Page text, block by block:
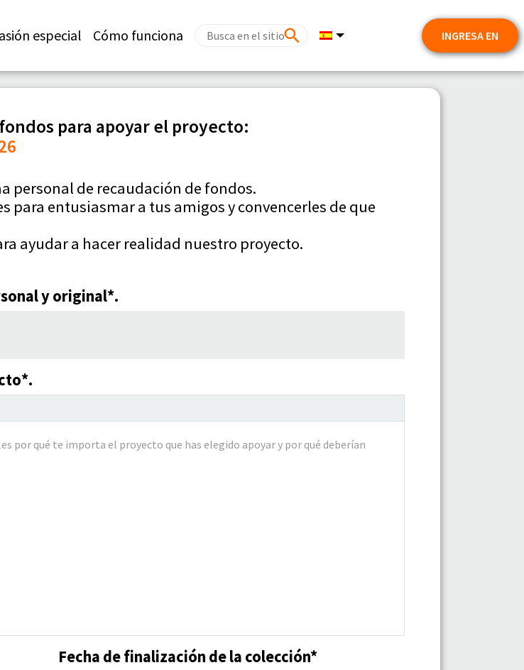
especial Cómo funciona INGRESA EN
para apoyar el proyecto:
personal de recaudación de fondos.
para entusiasmar a tus amigos y convencerles de que
ayudar a hacer realidad nuestro proyecto.
y original*.
Fecha de finalización de la colección*